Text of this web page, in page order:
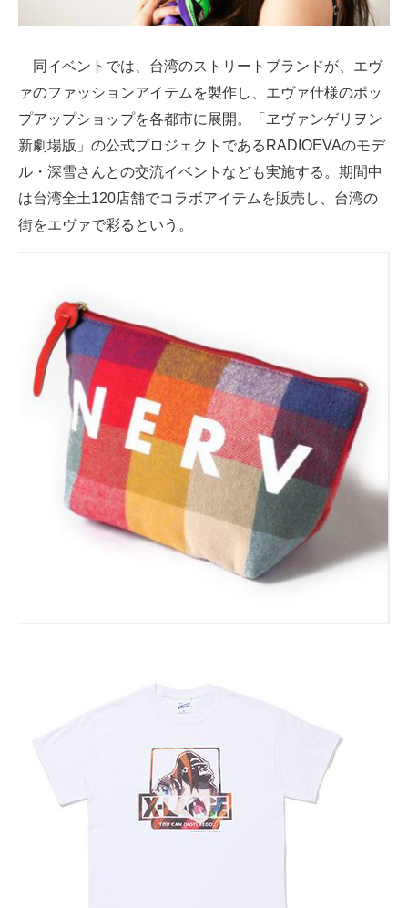
マーケ×ITの今がよく分かる
ITエンジニア向け専門サイト
IT製品の技術・比較・事例
モノづくり技術者専門サイト
電子設計の基本と応用
エネルギーの専門メディア
建設×テクノロジーの最前線
ちょっと気になるネットの話題
同イベントでは、台湾のストリートブランドが、エヴ
ァのファッションアイテムを製作し、エヴァ仕様のポッ
プアップショップを各都市に展開。「ヱヴァンゲリヲン
新劇場版」の公式プロジェクトであるRADIOEVAのモデ
ル・深雪さんとの交流イベントなども実施する。期間中
は台湾全土120店舗でコラボアイテムを販売し、台湾の
街をエヴァで彩るという。